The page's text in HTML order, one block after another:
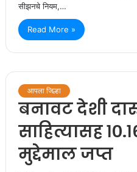
सीझनचे नियम,…
Read More »
आपला जिल्हा
बनावट देशी
साहित्यासह
मुद्देमाल जप्त